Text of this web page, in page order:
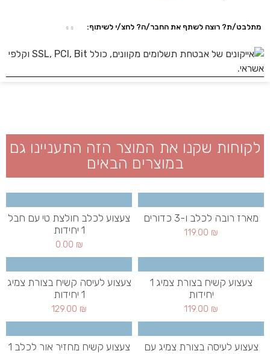
מתלבט/ת? רוצה לשתף את החבר/ה? לחצ/י לשיתוף:
לקוחות שקנו את המוצר הזה התעניינו גם
במוצרים הבאים
מארז רובה לכלב ו-3 כדורים
119.00 ₪
צעצוע לכלב חולצת טי עם חבל
1 יחידות
0.00 ₪
צעצוע קשיח בצורת צמיג 1
יחידות
119.00 ₪
צעצוע לעיסה קשיח בצורת צמיג
1 יחידות
129.00 ₪
צעצוע לעיסה בצורת צמיג עם
צעצוע קשיח מחזיר אור לכלב 1